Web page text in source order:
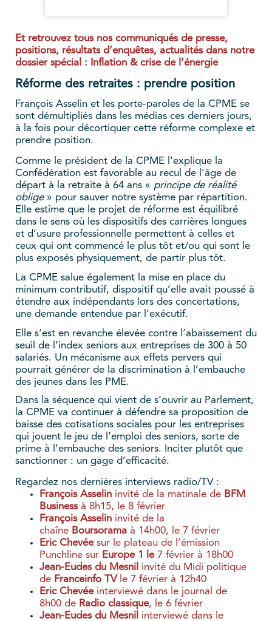
Et retrouvez tous nos communiqués de presse,
positions, résultats d’enquêtes, actualités dans notre
dossier spécial : Inflation & crise de l’énergie
Réforme des retraites : prendre position
François Asselin et les porte-paroles de la CPME se
sont démultipliés dans les médias ces derniers jours,
à la fois pour décortiquer cette réforme complexe et
prendre position.
Comme le président de la CPME l’explique la
Confédération est favorable au recul de l’âge de
départ à la retraite à 64 ans « principe de réalité
oblige » pour sauver notre système par répartition.
Elle estime que le projet de réforme est équilibré
dans le sens où les dispositifs des carrières longues
et d’usure professionnelle permettent à celles et
ceux qui ont commencé le plus tôt et/ou qui sont le
plus exposés physiquement, de partir plus tôt.
La CPME salue également la mise en place du
minimum contributif, dispositif qu’elle avait poussé à
étendre aux indépendants lors des concertations,
une demande entendue par l’exécutif.
Elle s’est en revanche élevée contre l’abaissement du
seuil de l’index seniors aux entreprises de 300 à 50
salariés. Un mécanisme aux effets pervers qui
pourrait générer de la discrimination à l’embauche
des jeunes dans les PME.
Dans la séquence qui vient de s’ouvrir au Parlement,
la CPME va continuer à défendre sa proposition de
baisse des cotisations sociales pour les entreprises
qui jouent le jeu de l’emploi des seniors, sorte de
prime à l’embauche des seniors. Inciter plutôt que
sanctionner : un gage d’efficacité.
Regardez nos dernières interviews radio/TV :
François Asselin invité de la matinale de BFM
Businessà 8h15, le 8 février
François Asselin invité de la
chaîne Boursorama à 14h00, le 7 février
Eric Chevéesur le plateau de l’émission
Punchline sur Europe 1 le7 février à 18h00
Jean-Eudes du Mesnil invité du Midi politique
de Franceinfo TVle 7 février à 12h40
Eric Chevéeinterviewé dans le journal de
8h00 de Radio classique, le 6 février
Jean-Eudes du Mesnil interviewé dans le